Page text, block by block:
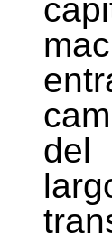
del